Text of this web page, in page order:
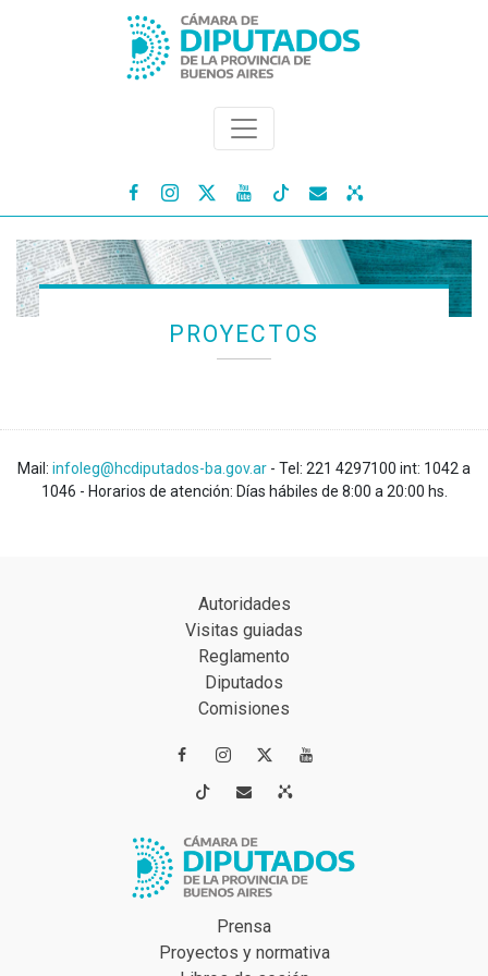
   
PROYECTOS
Mail: infoleg@hcdiputados-ba.gov.ar - Tel: 221 4297100 int: 1042 a
1046 - Horarios de atención: Días hábiles de 8:00 a 20:00 hs.
Autoridades
Visitas guiadas
Reglamento
Diputados
Comisiones
 
 
Prensa
Proyectos y normativa